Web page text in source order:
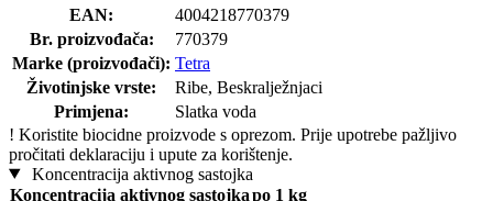
EAN:
4004218770379
Br. proizvođača:
770379
Marke (proizvođači): Tetra
Životinjske vrste:
Ribe, Beskralježnjaci
Primjena:
Slatka voda
! Koristite biocidne proizvode s oprezom. Prije upotrebe pažljivo
pročitati deklaraciju i upute za korištenje.
Koncentracija aktivnog sastojka
Koncentracija aktivnog sastojkapo 1 kg